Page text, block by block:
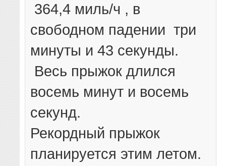
364,4 миль/ч , в
свободном падении три
минуты и 43 секунды.
Весь прыжок длился
восемь минут и восемь
секунд.
Рекордный прыжок
планируется этим летом.